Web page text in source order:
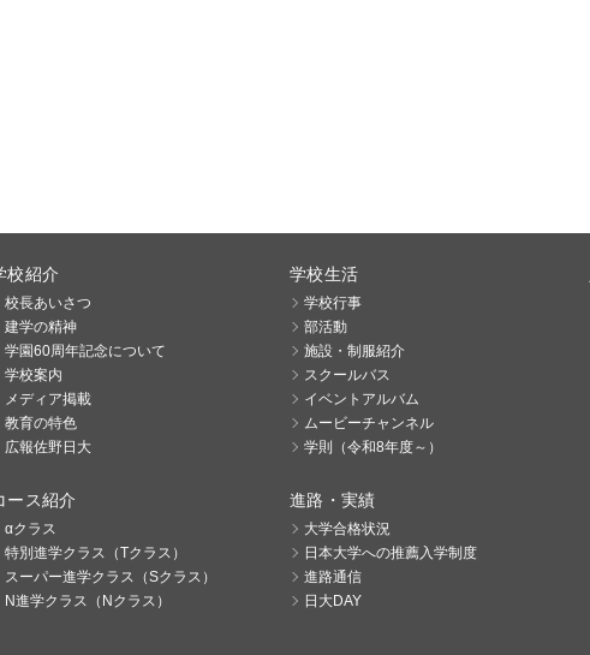
校紹介
校長あいさつ
建学の精神
学園60周年記念について
学校案内
メディア掲載
教育の特色
広報佐野日大
ース紹介
αクラス
特別進学クラス（Tクラス）
スーパー進学クラス（Sクラス）
N進学クラス（Nクラス）
学校生活
学校行事
部活動
施設・制服紹介
スクールバス
イベントアルバム
ムービーチャンネル
学則（令和8年度～）
進路・実績
大学合格状況
日本大学への推薦入学制度
進路通信
日大DAY